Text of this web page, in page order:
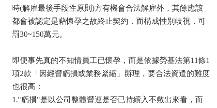
時(解雇最後手段性原則)方有機會合法解雇外，其餘應該
都會被認定是藉懷孕之故終止契約，而構成性別歧視，可
罰30~150萬元。
即便事先真的不知情員工已懷孕，而是依據勞基法第11條1
項2款「因經營虧損或業務緊縮」辦理，要合法資遣的難度
也很高：
1."虧損"是以公司整體營運是否已持續入不敷出來看，而